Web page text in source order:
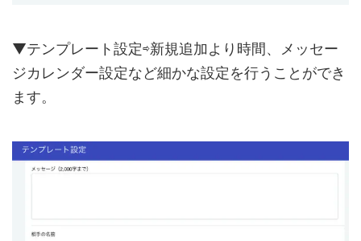
▼テンプレート設定⇨新規追加より時間、メッセー
ジカレンダー設定など細かな設定を行うことができ
ます。